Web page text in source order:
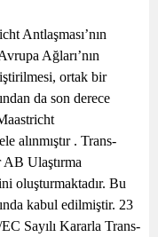
Antlaşması’nın
Ağları’nın
ortak bir
da son derece
alınmıştır . Trans-
Ulaştırma
oluşturmaktadır. Bu
kabul edilmiştir. 23
Sayılı Kararla Trans-